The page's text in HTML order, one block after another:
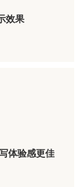
效果
体验感更佳